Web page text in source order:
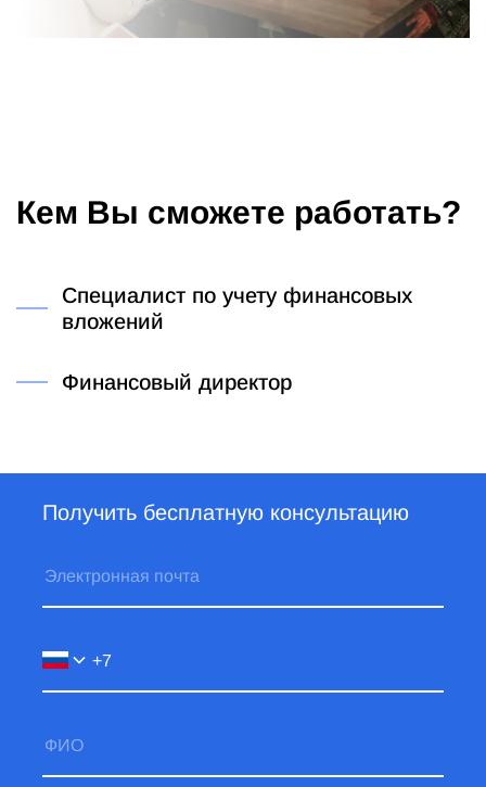
Кем Вы сможете работать?
Специалист по учету финансовых
вложений
Финансовый директор
Получить бесплатную консультацию